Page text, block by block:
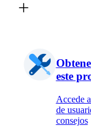
este
Accede
de
consejos